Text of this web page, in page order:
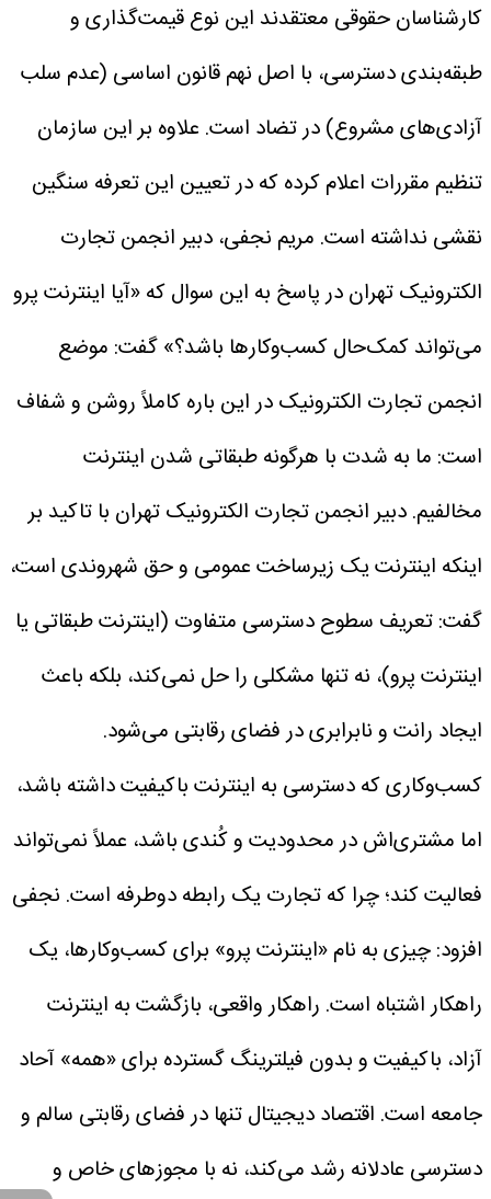
کارشناسان حقوقی معتقدند این نوع قیمت‌گذاری و
طبقه‌بندی دسترسی، با اصل نهم قانون اساسی (عدم سلب
آزادی‌های مشروع) در تضاد است. علاوه بر این سازمان
تنظیم مقررات اعلام کرده که در تعیین این تعرفه سنگین
نقشی نداشته است. مریم نجفی، دبیر انجمن تجارت
الکترونیک تهران در پاسخ به این سوال که «آیا اینترنت پرو
می‌تواند کمک‌حال کسب‌وکار‌ها باشد؟» گفت: موضع
انجمن تجارت الکترونیک در این باره کاملاً روشن و شفاف
است: ما به شدت با هرگونه طبقاتی شدن اینترنت
مخالفیم.دبیر انجمن تجارت الکترونیک تهران با تاکید بر
اینکه اینترنت یک زیرساخت عمومی و حق شهروندی است،
گفت: تعریف سطوح دسترسی متفاوت (اینترنت طبقاتی یا
اینترنت پرو)، نه تنها مشکلی را حل نمی‌کند، بلکه باعث
ایجاد رانت و نابرابری در فضای رقابتی می‌شود.
کسب‌وکاری که دسترسی به اینترنت باکیفیت داشته باشد،
اما مشتری‌اش در محدودیت و کُندی باشد، عملاً نمی‌تواند
فعالیت کند؛ چرا که تجارت یک رابطه دوطرفه است. نجفی
افزود: چیزی به نام «اینترنت پرو» برای کسب‌وکارها، یک
راهکار اشتباه است. راهکار واقعی، بازگشت به اینترنت
آزاد، باکیفیت و بدون فیلترینگ گسترده برای «همه» آحاد
جامعه است. اقتصاد دیجیتال تنها در فضای رقابتی سالم و
دسترسی عادلانه رشد می‌کند، نه با مجوز‌های خاص و